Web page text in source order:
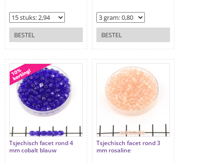
BESTEL BESTEL
Tsjechisch facet rond 4
mm cobalt blauw
Tsjechisch facet rond 3
mm rosaline